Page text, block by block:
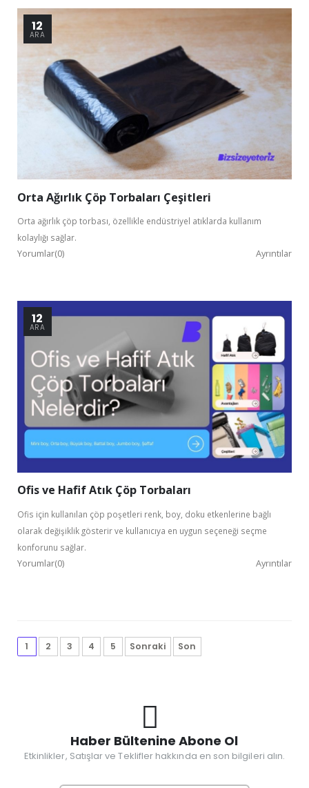
12
ARA
Orta Ağırlık Çöp Torbaları Çeşitleri
Orta ağırlık çöp torbası, özellikle endüstriyel atıklarda kullanım
kolaylığı sağlar.
Yorumlar(0) Ayrıntılar
12
ARA
Ofis ve Hafif Atık Çöp Torbaları
Ofis için kullanılan çöp poşetleri renk, boy, doku etkenlerine bağlı
olarak değişiklik gösterir ve kullanıcıya en uygun seçeneği seçme
konforunu sağlar.
Yorumlar(0) Ayrıntılar
1 2 3 4 5 Sonraki Son
Haber Bültenine Abone Ol
Etkinlikler, Satışlar ve Teklifler hakkında en son bilgileri alın.